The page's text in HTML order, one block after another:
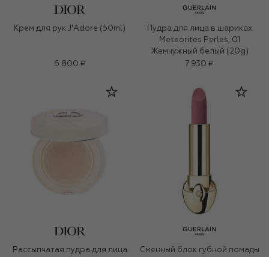
Крем для рук J'Adore (50ml)
6 800 ₽
Пудра для лица в шариках
Meteorites Perles, 01
Жемчужный белый (20g)
7 930 ₽
Рассыпчатая пудра для лица
Сменный блок губной помады